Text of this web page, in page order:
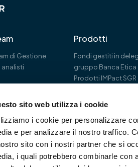
sito web utilizza i cookie
i cookie per personalizzare
e per analizzare il nostro traffico.
sito con i nostri partner che si
i quali potrebbero combinarle con
di Gestione
analisti
Prodotti
Fondi gestiti in
gruppo Banca Etica
Prodotti IMPact SGR
C.F. / P.
Rea MI-
Iscritta
Sezione